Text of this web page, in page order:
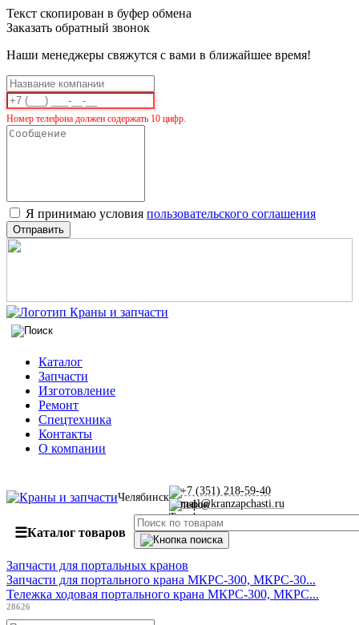
Текст скопирован в буфер обмена
Заказать обратный звонок
Наши менеджеры свяжутся с вами в ближайшее время!
Номер телефона должен содержать 10 цифр.
Я принимаю условия пользовательского соглашения
Отправить
Каталог
Запчасти
Изготовление
Ремонт
Спецтехника
Контакты
О компании
Челябинск
+7 (351) 218-59-40
mail@kranzapchasti.ru
☰Каталог товаров
Запчасти для портальных кранов
Запчасти для портального крана МКРС-300, МКРС-30...
Тележка ходовая портального крана МКРС-300, МКРС...
28626